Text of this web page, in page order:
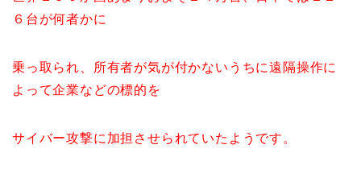
６台が何者かに
乗っ取られ、所有者が気が付かないうちに遠隔操作に
よって企業などの標的を
サイバー攻撃に加担させられていたようです。